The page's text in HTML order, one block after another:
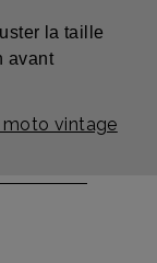
la taille
avant
moto vintage